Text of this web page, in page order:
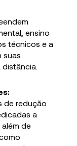
ensino
técnicos e a
suas
de redução
a
de